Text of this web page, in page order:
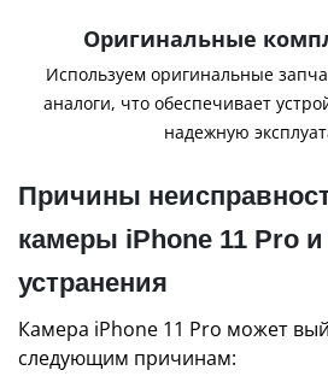
Оригинальные
Используем оригинальные
аналоги, что обеспечивает
надежную
Причины
камеры iPhone 11 Pro
устранения
Камера iPhone 11 Pro может
следующим причинам: